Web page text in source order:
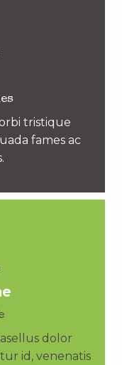
tristique
fames ac
dolor
id, venenatis